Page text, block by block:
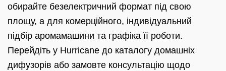
обирайте безелектричний формат під свою
площу, а для комерційного, індивідуальний
підбір аромамашини та графіка її роботи.
Перейдіть у Hurricane до каталогу домашніх
дифузорів або замовте консультацію щодо